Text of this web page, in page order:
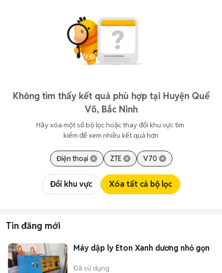
Không tìm thấy kết quả phù hợp tại Huyện Quế
Võ, Bắc Ninh
Hãy xóa một số bộ lọc hoặc thay đổi khu vực tìm
kiếm để xem nhiều kết quả hơn
Điện thoại ZTE V70
Đổi khu vực Xóa tất cả bộ lọc
Tin đăng mới
Máy dập ly Eton Xanh dương nhỏ gọn
Đã sử dụng